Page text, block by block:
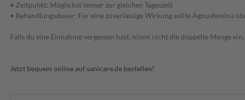
• Zeitpunkt: Möglichst immer zur gleichen Tageszeit
• Behandlungsdauer: Für eine zuverlässige Wirkung sollte Agnusfemina
Falls du eine Einnahme vergessen hast, nimm nicht die doppelte Menge
Jetzt bequem online auf sanicare.de bestellen!